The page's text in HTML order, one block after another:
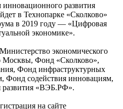
развития
в Технопарке «Сколково»
в 2019 году — «Цифровая
экономике».
экономического
Москвы, Фонд «Сколково»,
Фонд инфраструктурных
Фонд содействия инновациям,
развития «ВЭБ.РФ».
на сайте